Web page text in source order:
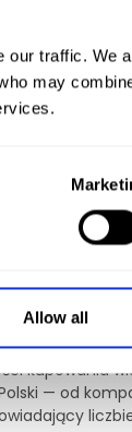
our traffic. We
may
Allow all
Dziecięce
rzut
ale
niż te
Większy
niewielkie
wyjazdów.
kupowania
— od